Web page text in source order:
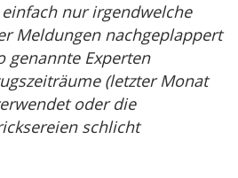
nur irgendwelche
Meldungen nachgeplappert
genannte Experten
(letzter Monat
oder die
schlicht